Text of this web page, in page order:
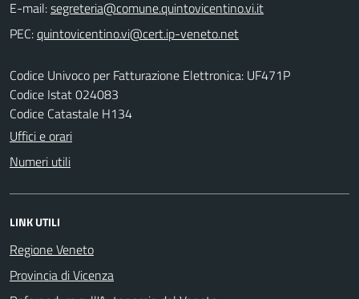
E-mail:
PEC:
Codice Univoco per Fatturazione Elettronica: UF471P
Codice Istat 024083
Codice Catastale H134
Uffici e orari
Numeri utili
LINK UTILI
Regione Veneto
Provincia di Vicenza